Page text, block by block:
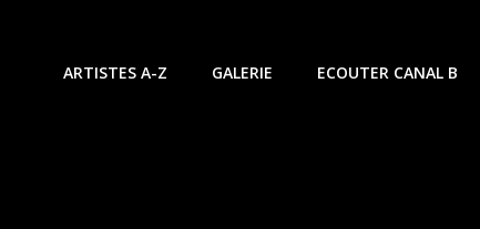
ARTISTES A-Z GALERIE ECOUTER CANAL B